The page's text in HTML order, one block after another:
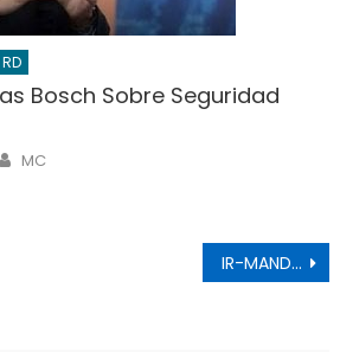
Bosch Sobre Seguridad
Author
MC
IR-MANDO: PROPONEMOS CAMBIO RADICAL VÍA PROCESO CONSTITUYENTE